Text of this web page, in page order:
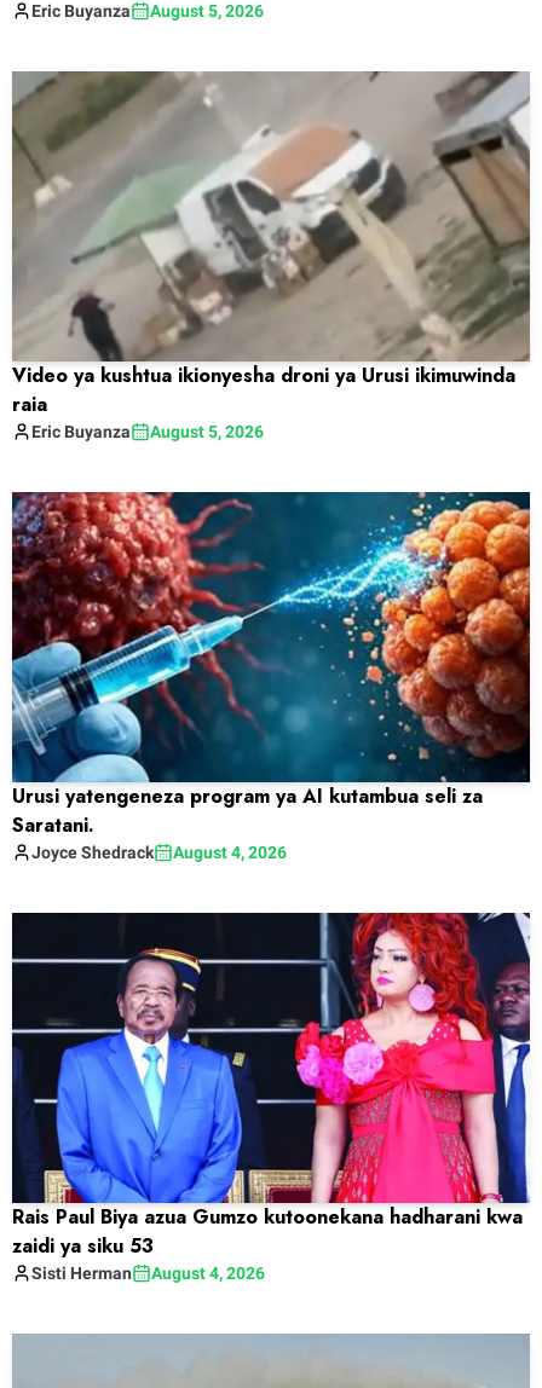
Eric Buyanza August 5, 2026
Video ya kushtua ikionyesha droni ya Urusi ikimuwinda
raia
Eric Buyanza August 5, 2026
Urusi yatengeneza program ya AI kutambua seli za
Saratani.
JoyceShedrack August 4, 2026
Rais Paul Biya azua Gumzo kutoonekana hadharani kwa
zaidi ya siku 53
Sisti Herman August 4, 2026